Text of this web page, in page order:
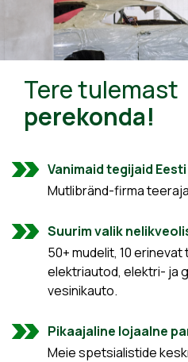
Tere tulemast
perekonda!
Vanimaid tegijaid
Mutlibränd-firma
Suurim valik
50+ mudelit, 10
elektriautod, elektri- ja
vesinikauto.
Pikaajaline lojaalne
Meie spetsialistide